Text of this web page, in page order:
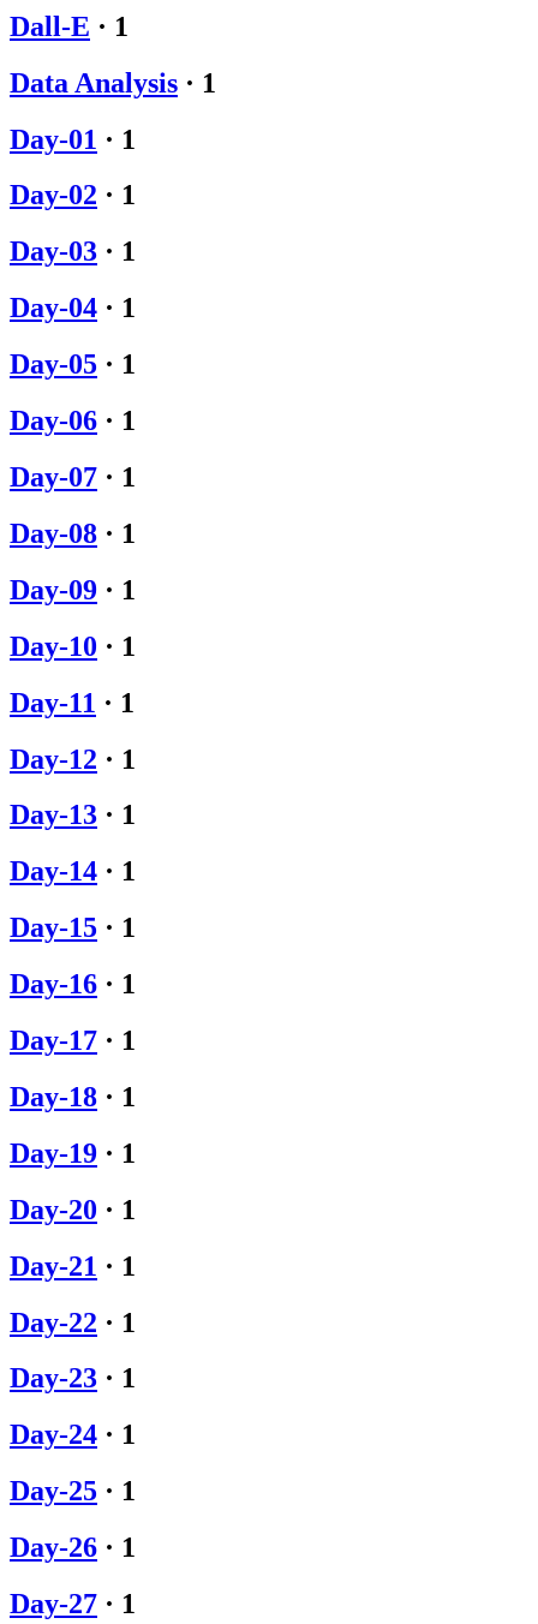
Dall-E · 1
Data Analysis · 1
Day-01 · 1
Day-02 · 1
Day-03 · 1
Day-04 · 1
Day-05 · 1
Day-06 · 1
Day-07 · 1
Day-08 · 1
Day-09 · 1
Day-10 · 1
Day-11 · 1
Day-12 · 1
Day-13 · 1
Day-14 · 1
Day-15 · 1
Day-16 · 1
Day-17 · 1
Day-18 · 1
Day-19 · 1
Day-20 · 1
Day-21 · 1
Day-22 · 1
Day-23 · 1
Day-24 · 1
Day-25 · 1
Day-26 · 1
Day-27 · 1